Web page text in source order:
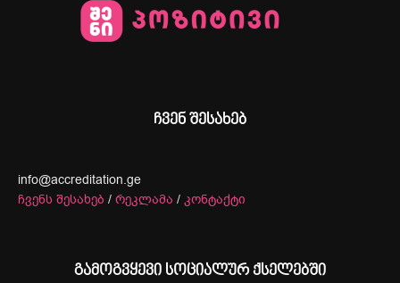
ჩვენ შესახებ
info@accreditation.ge
ჩვენს შესახებ / რეკლამა / კონტაქტი
გამოგვყევი სოციალურ ქსელებში